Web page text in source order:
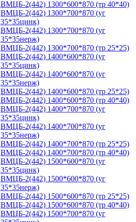
ВМЦБ-2(442) 1300*600*870 (тр 40*40)
ВМЦБ-2(442) 1300*700*870 (уг
35*35цинк)
ВМЦБ-2(442) 1300*700*870 (уг
35*35нерж)
ВМЦБ-2(442) 1300*700*870 (тр 25*25)
ВМЦБ-2(442) 1400*600*870 (уг
35*35цинк)
ВМЦБ-2(442) 1400*600*870 (уг
35*35нерж)
ВМЦБ-2(442) 1400*600*870 (тр 25*25)
ВМЦБ-2(442) 1400*600*870 (тр 40*40)
ВМЦБ-2(442) 1400*700*870 (уг
35*35цинк)
ВМЦБ-2(442) 1400*700*870 (уг
35*35нерж)
ВМЦБ-2(442) 1400*700*870 (тр 25*25)
ВМЦБ-2(442) 1400*700*870 (тр 40*40)
ВМЦБ-2(442) 1500*600*870 (уг
35*35цинк)
ВМЦБ-2(442) 1500*600*870 (уг
35*35нерж)
ВМЦБ-2(442) 1500*600*870 (тр 25*25)
ВМЦБ-2(442) 1500*600*870 (тр 40*40)
ВМЦБ-2(442) 1500*700*870 (уг